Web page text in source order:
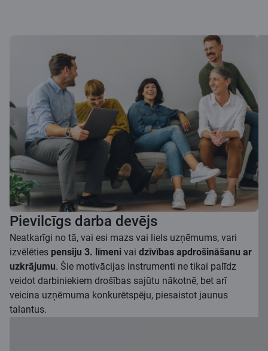
Pievilcīgs darba devējs
Neatkarīgi no tā, vai esi mazs vai liels uzņēmums, vari
izvēlēties pensiju 3. līmeni vai dzīvības apdrošināšanu ar
uzkrājumu. Šie motivācijas instrumenti ne tikai palīdz
veidot darbiniekiem drošības sajūtu nākotnē, bet arī
veicina uzņēmuma konkurētspēju, piesaistot jaunus
talantus.